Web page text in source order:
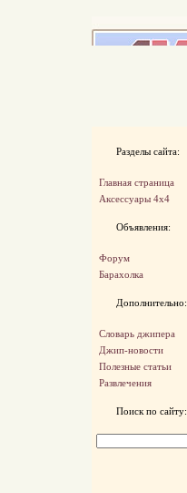
Разделы сайта:
Главная страница
Аксессуары 4x4
Объявления:
Форум
Барахолка
Дополнительно:
Словарь джипера
Джип-новости
Полезные статьи
Развлечения
Поиск по сайту: